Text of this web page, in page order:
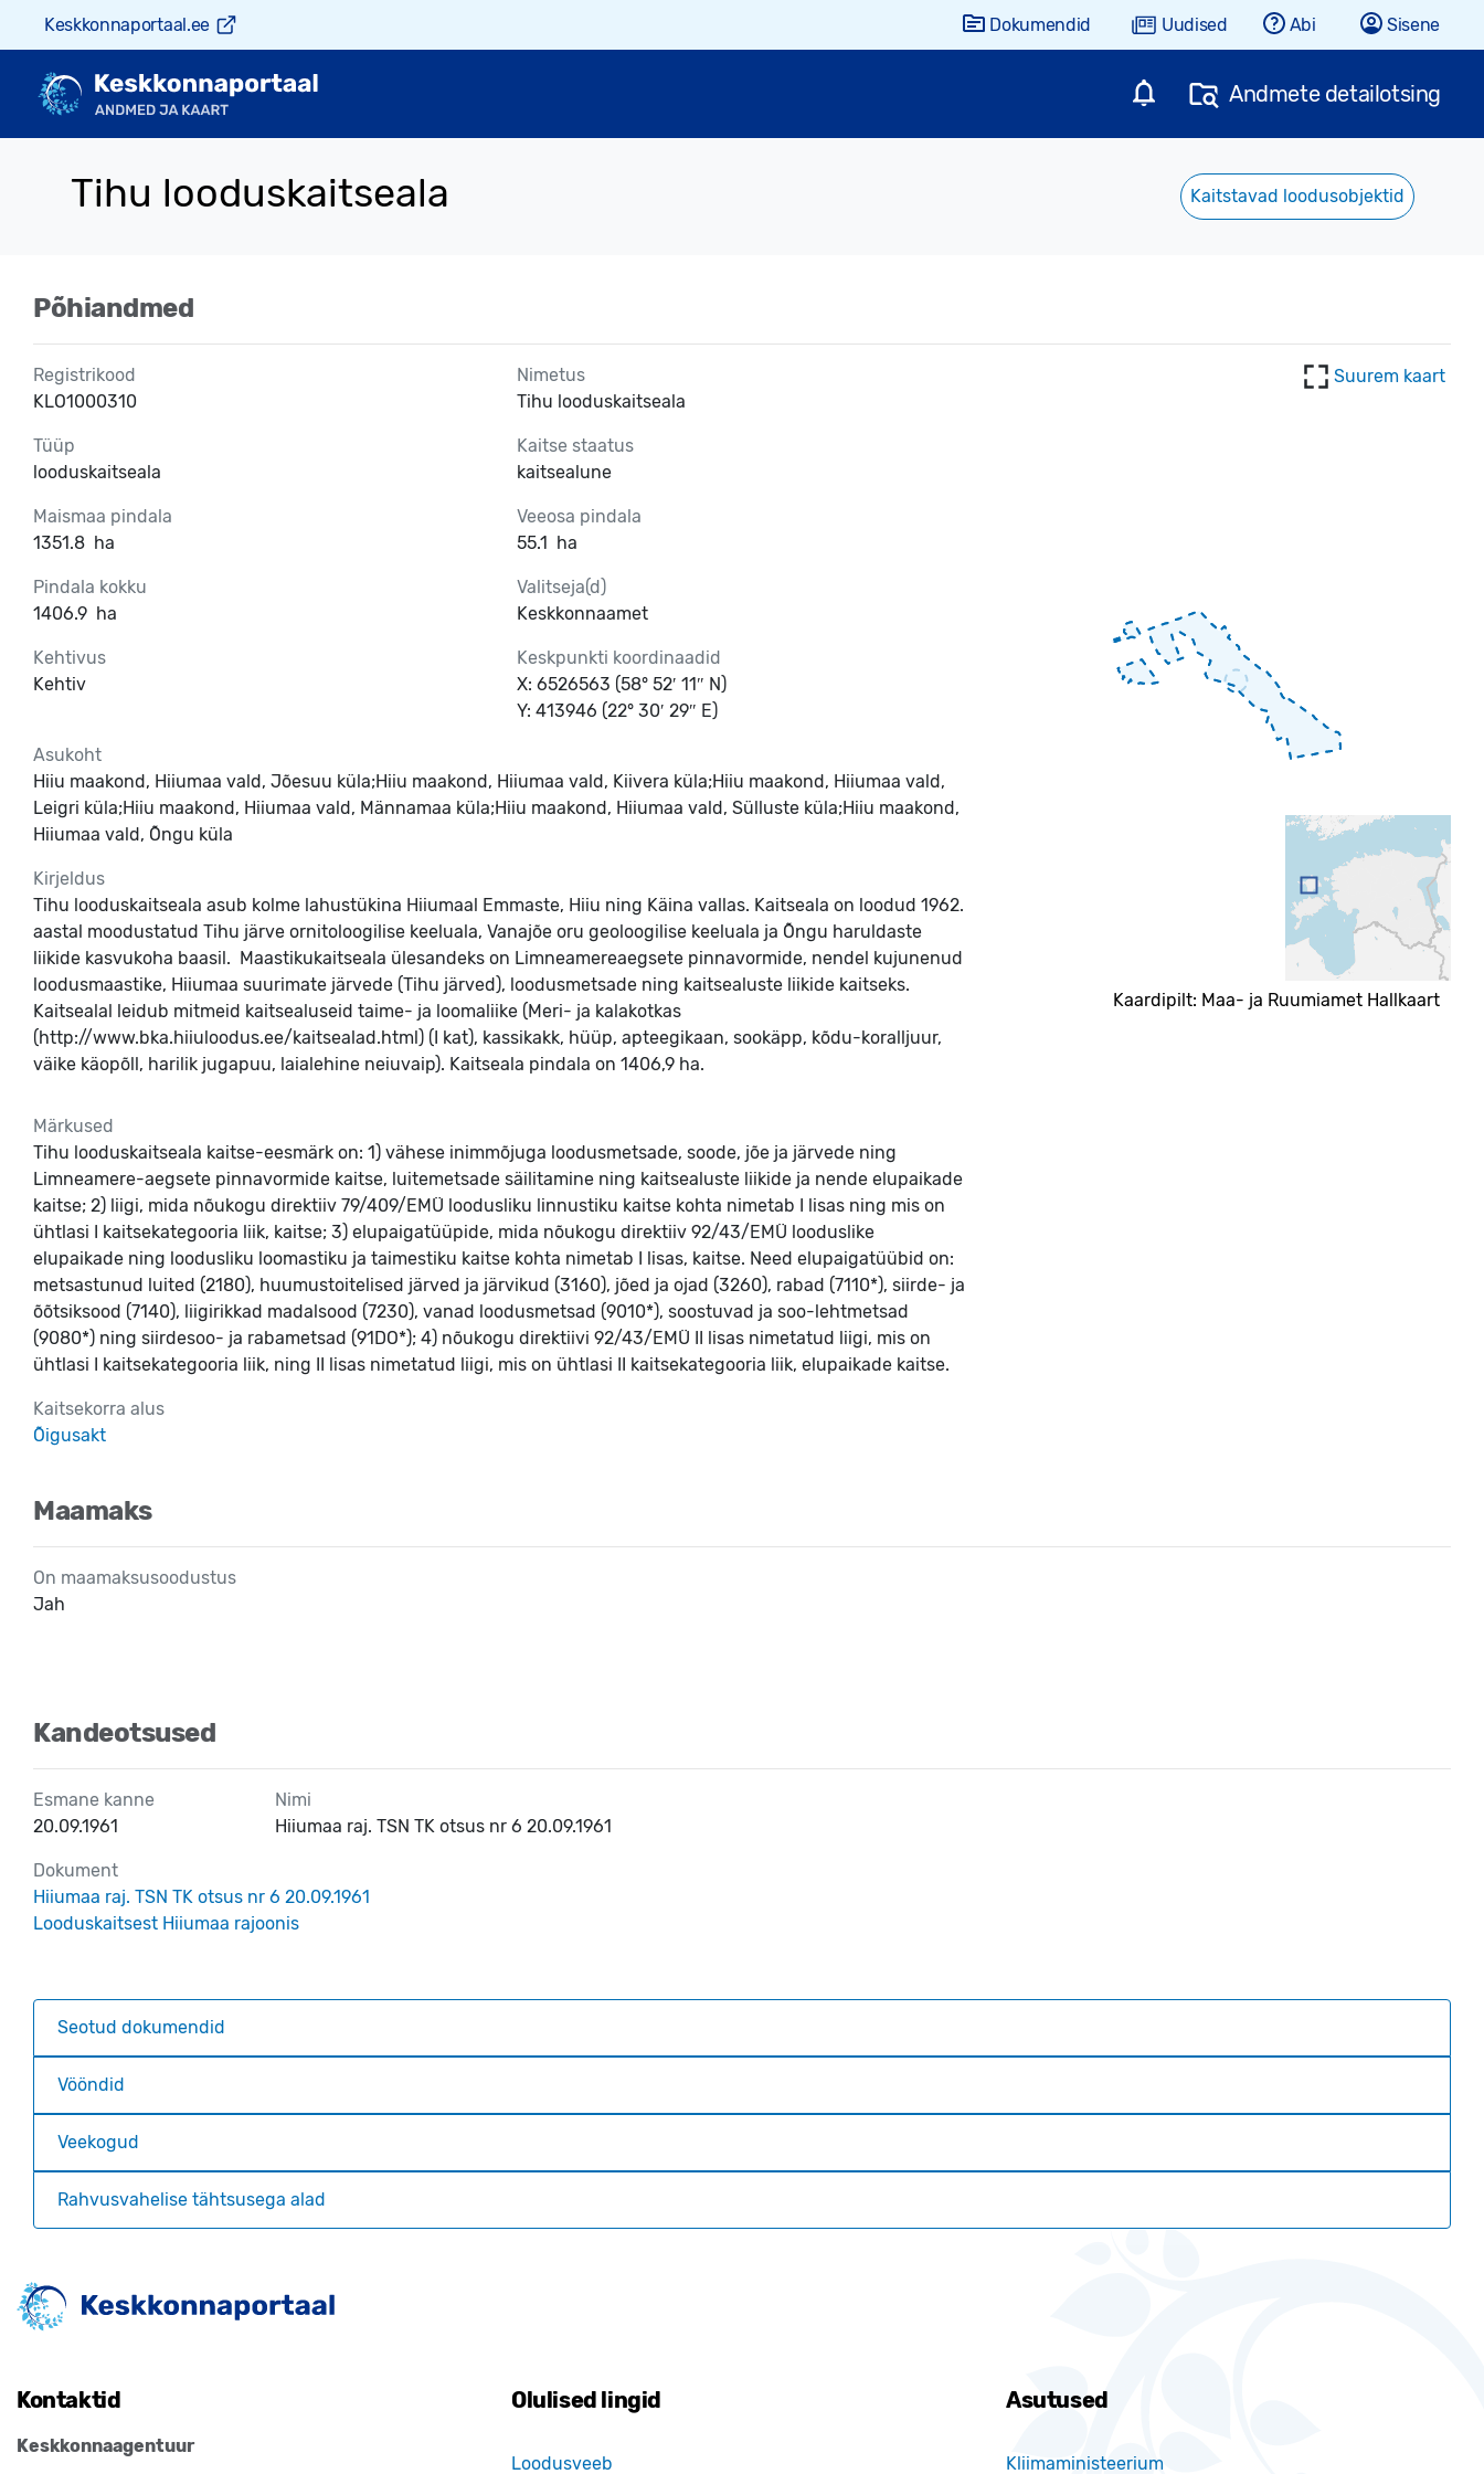
Keskkonnaportaal.ee Dokumendid Uudised Abi Sisene
Andmete detailotsing
Tihu looduskaitseala Kaitstavad loodusobjektid
Põhiandmed
Registrikood
KLO1000310
Nimetus
Tihu looduskaitseala
Tüüp
looduskaitseala
Kaitse staatus
kaitsealune
Maismaa pindala
1351.8 ha
Veeosa pindala
55.1 ha
Pindala kokku
1406.9 ha
Valitseja(d)
Keskkonnaamet
Kehtivus
Kehtiv
Keskpunkti koordinaadid
X: 6526563 (58° 52′ 11″ N)
Y: 413946 (22° 30′ 29″ E)
Asukoht
Hiiu maakond, Hiiumaa vald, Jõesuu küla;Hiiu maakond, Hiiumaa vald, Kiivera küla;Hiiu maakond, Hiiumaa vald,
Leigri küla;Hiiu maakond, Hiiumaa vald, Männamaa küla;Hiiu maakond, Hiiumaa vald, Sülluste küla;Hiiu maakond,
Hiiumaa vald, Õngu küla
Kirjeldus
Tihu looduskaitseala asub kolme lahustükina Hiiumaal Emmaste, Hiiu ning Käina vallas. Kaitseala on loodud 1962.
aastal moodustatud Tihu järve ornitoloogilise keeluala, Vanajõe oru geoloogilise keeluala ja Õngu haruldaste
liikide kasvukoha baasil.  Maastikukaitseala ülesandeks on Limneamereaegsete pinnavormide, nendel kujunenud
loodusmaastike, Hiiumaa suurimate järvede (Tihu järved), loodusmetsade ning kaitsealuste liikide kaitseks.
Kaitsealal leidub mitmeid kaitsealuseid taime- ja loomaliike (Meri- ja kalakotkas
(http://www.bka.hiiuloodus.ee/kaitsealad.html) (I kat), kassikakk, hüüp, apteegikaan, sookäpp, kõdu-koralljuur,
väike käopõll, harilik jugapuu, laialehine neiuvaip). Kaitseala pindala on 1406,9 ha.
Märkused
Tihu looduskaitseala kaitse-eesmärk on: 1) vähese inimmõjuga loodusmetsade, soode, jõe ja järvede ning
Limneamere-aegsete pinnavormide kaitse, luitemetsade säilitamine ning kaitsealuste liikide ja nende elupaikade
kaitse; 2) liigi, mida nõukogu direktiiv 79/409/EMÜ loodusliku linnustiku kaitse kohta nimetab I lisas ning mis on
ühtlasi I kaitsekategooria liik, kaitse; 3) elupaigatüüpide, mida nõukogu direktiiv 92/43/EMÜ looduslike
elupaikade ning loodusliku loomastiku ja taimestiku kaitse kohta nimetab I lisas, kaitse. Need elupaigatüübid on:
metsastunud luited (2180), huumustoitelised järved ja järvikud (3160), jõed ja ojad (3260), rabad (7110*), siirde- ja
õõtsiksood (7140), liigirikkad madalsood (7230), vanad loodusmetsad (9010*), soostuvad ja soo-lehtmetsad
(9080*) ning siirdesoo- ja rabametsad (91DO*); 4) nõukogu direktiivi 92/43/EMÜ II lisas nimetatud liigi, mis on
ühtlasi I kaitsekategooria liik, ning II lisas nimetatud liigi, mis on ühtlasi II kaitsekategooria liik, elupaikade kaitse.
Kaitsekorra alus
Õigusakt
Suurem kaart
Kaardipilt: Maa- ja Ruumiamet Hallkaart
Maamaks
On maamaksusoodustus
Jah
Kandeotsused
Esmane kanne
20.09.1961
Nimi
Hiiumaa raj. TSN TK otsus nr 6 20.09.1961
Dokument
Hiiumaa raj. TSN TK otsus nr 6 20.09.1961
Looduskaitsest Hiiumaa rajoonis
Seotud dokumendid
Vööndid
Veekogud
Rahvusvahelise tähtsusega alad
Kontaktid
Keskkonnaagentuur
Olulised lingid
Loodusveeb
Asutused
Kliimaministeerium